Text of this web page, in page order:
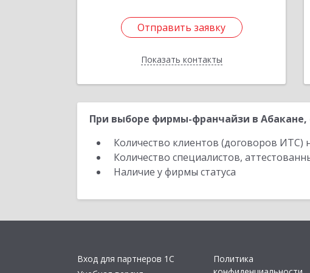
Отправить заявку
Показать контакты
Отправить заявку
Назад
При выборе фирмы-франчайзи в Абакане,
Количество клиентов (договоров
Количество специалистов,
Наличие у фирмы статуса
Вход для партнеров 1С
Политика